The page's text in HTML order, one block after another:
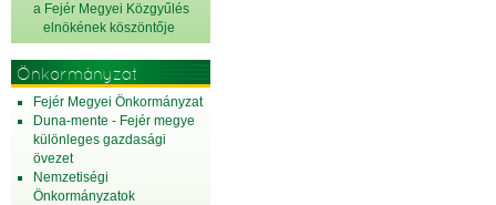
a Fejér Megyei Közgyűlés
elnökének köszöntője
Önkormányzat
Fejér Megyei Önkormányzat
Duna-mente - Fejér megye
különleges gazdasági
övezet
Nemzetiségi
Önkormányzatok